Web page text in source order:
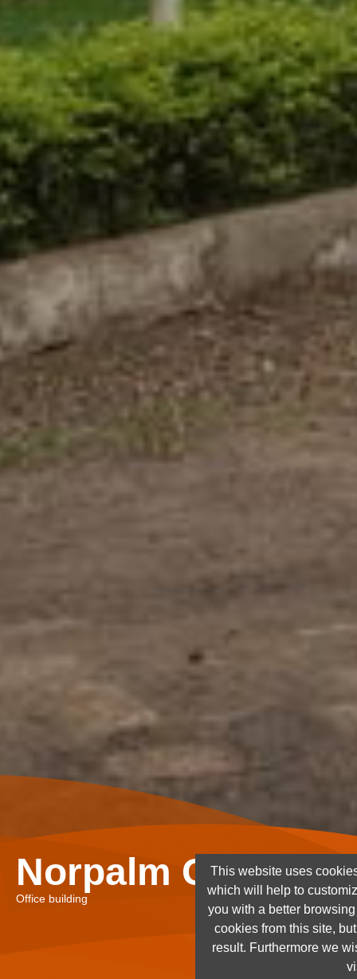
Norpalm Ghana
Office building
This website uses
which will help to
you with a better
cookies from this site,
result. Furthermore we